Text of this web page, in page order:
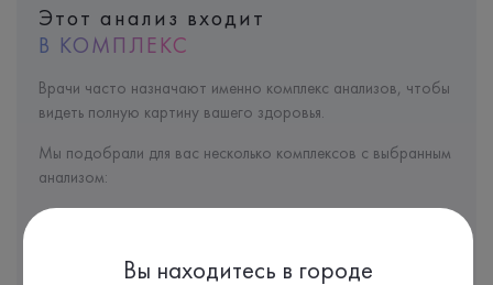
Этот анализ входит
В КОМПЛЕКС
Врачи часто назначают именно комплекс анализов, чтобы
видеть полную картину вашего здоровья.
Мы подобрали для вас несколько комплексов с выбранным
анализом:
Комплекс
Вы находитесь в городе